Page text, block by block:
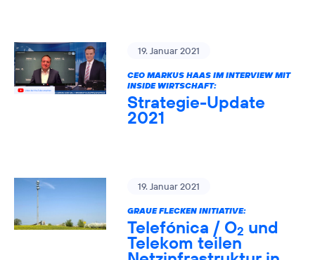
19. Januar 2021
CEO MARKUS HAAS IM INTERVIEW MIT
INSIDE WIRTSCHAFT:
Strategie-Update
2021
19. Januar 2021
GRAUE FLECKEN INITIATIVE:
Telefónica / O2 und
Telekom teilen